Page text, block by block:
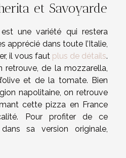
et Savoyarde
une variété qui restera
apprécié dans toute l’Italie,
il vous faut plus de détails.
retrouve, de la mozzarella,
et de la tomate. Bien
napolitaine, on retrouve
cette pizza en France
Pour profiter de ce
sa version originale,